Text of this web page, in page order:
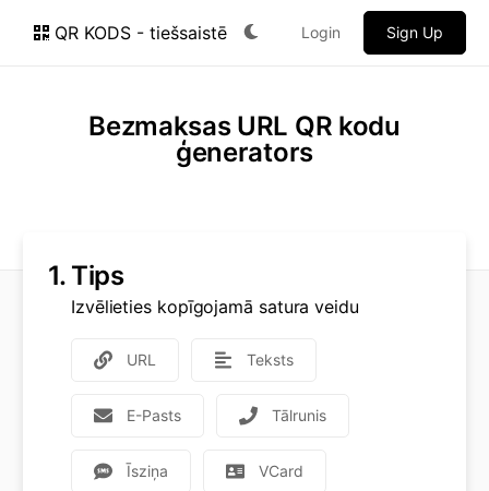
QR KODS - tiešsaistē Login Sign Up
Bezmaksas URL QR kodu
ģenerators
1. Tips
Izvēlieties kopīgojamā satura veidu
URL Teksts
E-Pasts Tālrunis
Īsziņa VCard